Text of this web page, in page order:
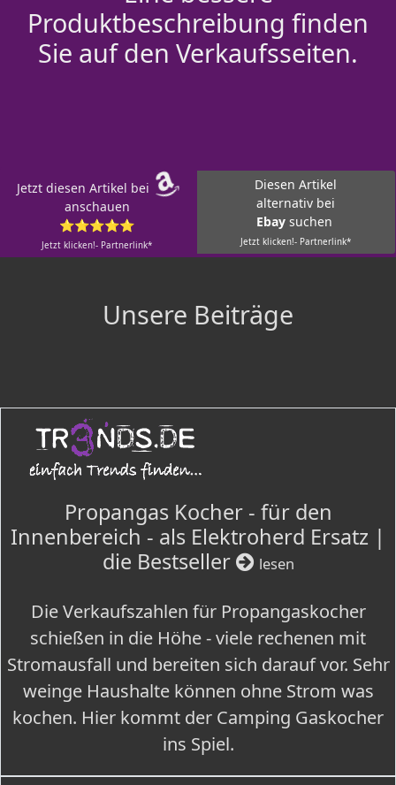
Produktbeschreibung finden
Sie auf den Verkaufsseiten.
Jetzt diesen Artikel bei
anschauen
⭐⭐⭐⭐⭐
Jetzt klicken!- Partnerlink*
Diesen Artikel
alternativ bei
Ebay suchen
Jetzt klicken!- Partnerlink*
Unsere Beiträge
Propangas Kocher - für den
Innenbereich - als Elektroherd Ersatz |
die Bestseller
lesen
Die Verkaufszahlen für Propangaskocher
schießen in die Höhe - viele rechenen mit
Stromausfall und bereiten sich darauf vor. Sehr
weinge Haushalte können ohne Strom was
kochen. Hier kommt der Camping Gaskocher
ins Spiel.